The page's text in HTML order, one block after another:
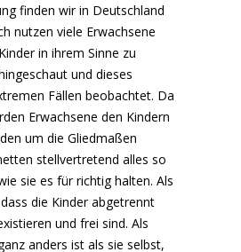
finden wir in Deutschland
nutzen viele Erwachsene
in ihrem Sinne zu
und dieses
Fällen beobachtet. Da
Erwachsene den Kindern
um die Gliedmaßen
stellvertretend alles so
sie es für richtig halten. Als
die Kinder abgetrennt
und frei sind. Als
anders ist als sie selbst,